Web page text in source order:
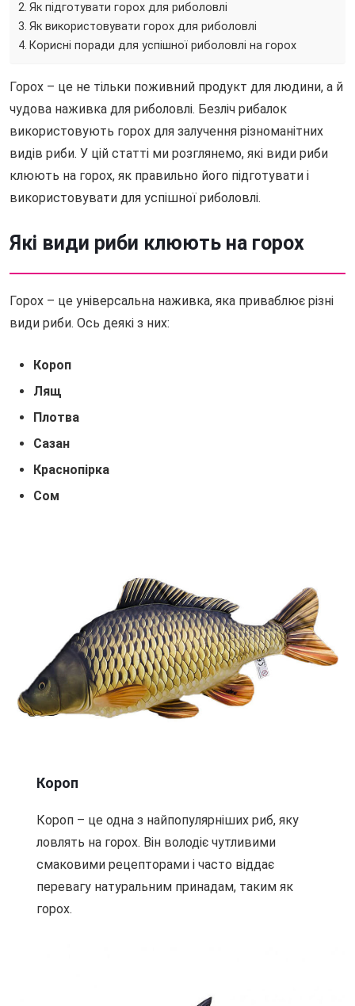
Як підготувати горох для риболовлі
Як використовувати горох для риболовлі
Корисні поради для успішної риболовлі на горох
Горох – це не тільки поживний продукт для людини, а й
чудова наживка для риболовлі. Безліч рибалок
використовують горох для залучення різноманітних
видів риби. У цій статті ми розглянемо, які види риби
клюють на горох, як правильно його підготувати і
використовувати для успішної риболовлі.
Які види риби клюють на горох
Горох – це універсальна наживка, яка приваблює різні
види риби. Ось деякі з них:
Короп
Лящ
Плотва
Сазан
Краснопірка
Сом
Короп
Короп – це одна з найпопулярніших риб, яку
ловлять на горох. Він володіє чутливими
смаковими рецепторами і часто віддає
перевагу натуральним принадам, таким як
горох.